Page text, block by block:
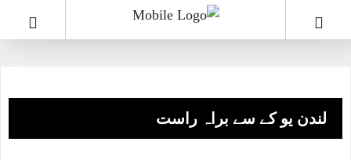
لندن یو کے سے براہ راست